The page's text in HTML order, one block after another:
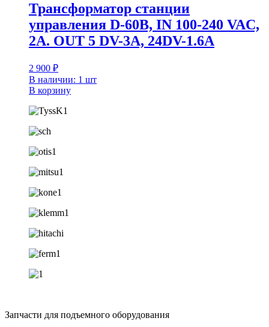
Трансформатор станции
управления D-60B, IN 100-240 VAC,
2A. OUT 5 DV-3A, 24DV-1.6A
2 900 ₽
В наличии: 1 шт
В корзину
Запчасти для подъемного оборудования